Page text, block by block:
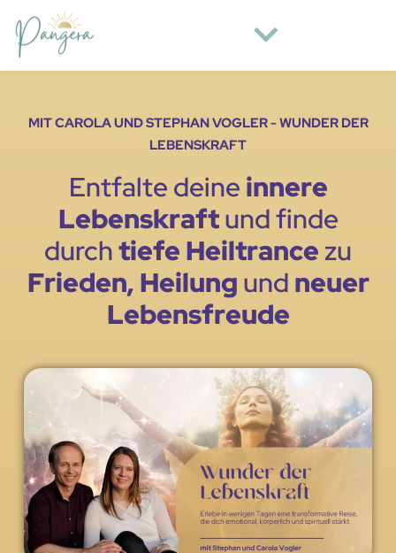
MIT CAROLA UND STEPHAN VOGLER - WUNDER DER
LEBENSKRAFT
Entfalte deine innere
Lebenskraftund finde
durchtiefe Heiltrance zu
Frieden, Heilung und neuer
Lebensfreude